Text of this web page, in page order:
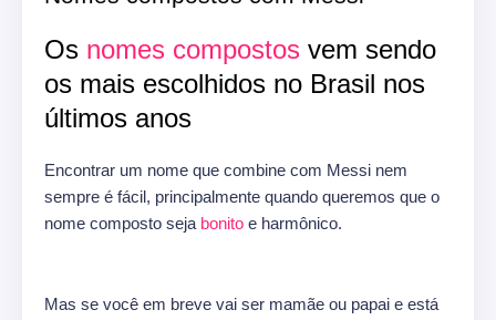
Os nomes compostos vem sendo
os mais escolhidos no Brasil nos
últimos anos
Encontrar um nome que combine com Messi nem
sempre é fácil, principalmente quando queremos que o
nome composto seja bonito e harmônico.
Mas se você em breve vai ser mamãe ou papai e está